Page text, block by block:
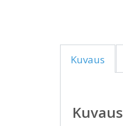
Kuvaus
Kuvaus